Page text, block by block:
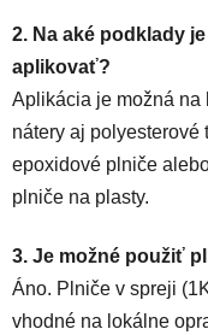
2. Na aké podklady
aplikovať?
Aplikácia je možná na
nátery aj polyesterové
epoxidové plniče
plniče na plasty.
3. Je možné použiť
Áno. Plniče v spreji
vhodné na lokálne